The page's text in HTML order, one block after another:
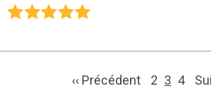
‹‹ Précédent 2 3 4